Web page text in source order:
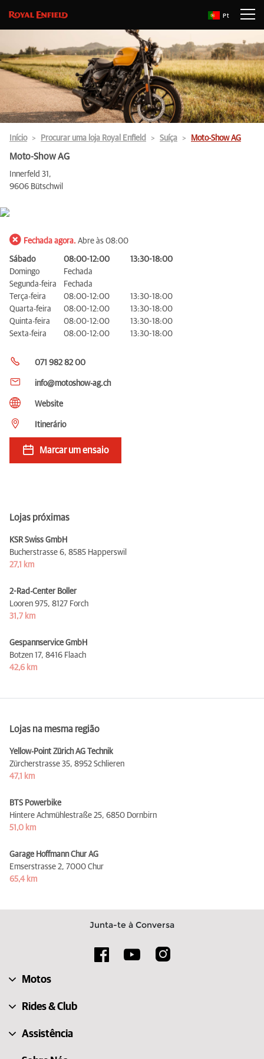
Pt
Início Procurar uma loja Royal Enfield Suíça Moto-Show AG
Moto-Show AG
Innerfeld 31,
9606 Bütschwil
Fechada agora. Abre às 08:00
Sábado 08:00-12:00
13:30-18:00
Domingo
Fechada
Segunda-feira
Fechada
Terça-feira
08:00-12:00
13:30-18:00
Quarta-feira
08:00-12:00
13:30-18:00
Quinta-feira
08:00-12:00
13:30-18:00
Sexta-feira
08:00-12:00 13:30-18:00
071 982 82 00
info@motoshow-ag.ch
Website
Itinerário
Marcar um ensaio
Lojas próximas
KSR Swiss GmbH
Bucherstrasse 6, 8585 Happerswil
27,1 km
2-Rad-Center Boller
Looren 975, 8127 Forch
31,7 km
Gespannservice GmbH
Botzen 17, 8416 Flaach
42,6 km
Lojas na mesma região
Yellow-Point Zürich AG Technik
Zürcherstrasse 35, 8952 Schlieren
47,1 km
BTS Powerbike
Hintere Achmühlestraße 25, 6850 Dornbirn
51,0 km
Garage Hoffmann Chur AG
Emserstrasse 2, 7000 Chur
65,4 km
Junta-te à Conversa
Motos
Rides & Club
Assistência